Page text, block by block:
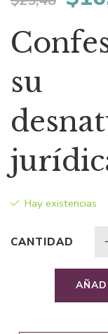
su
Hay existencias
CANTIDAD